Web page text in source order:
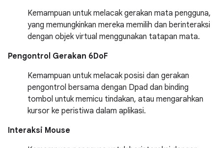
Kemampuan untuk melacak gerakan mata pengguna,
yang memungkinkan mereka memilih dan berinteraksi
dengan objek virtual menggunakan tatapan mata.
Pengontrol Gerakan 6DoF
Kemampuan untuk melacak posisi dan gerakan
pengontrol bersama dengan Dpad dan binding
tombol untuk memicu tindakan, atau mengarahkan
kursor ke peristiwa dalam aplikasi.
Interaksi Mouse